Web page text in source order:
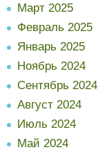
Март 2025
Февраль 2025
Январь 2025
Ноябрь 2024
Сентябрь 2024
Август 2024
Июль 2024
Май 2024